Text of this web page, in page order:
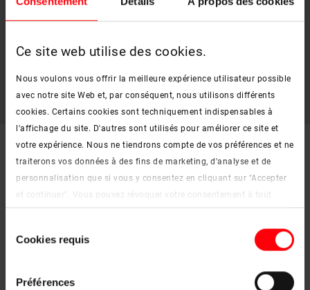
Ce site web utilise des cookies.
Nous voulons vous offrir la meilleure expérience utilisateur possible
avec notre site Web et, par conséquent, nous utilisons différents
cookies. Certains cookies sont techniquement indispensables à
l'affichage du site. D'autres sont utilisés pour améliorer ce site et
votre expérience. Nous ne tiendrons compte de vos préférences et ne
traiterons vos données à des fins de marketing, d'analyse et de
personnalisation que si vous y consentez en cliquant sur "Accepter
et continuer". Vous pouvez révoquer votre consentement à tout
cookies et les options de personnalisation sous le bouton "Afficher
les détails".
duCookies requis
Préférences
Bon à savoir :
- Veuillez nous faire parvenir votre lettre de motivation, votre
curriculum vitae et, le cas échéant, vos certificats.
Word (doc, docx), PDF, JPG, PNG, GIF.